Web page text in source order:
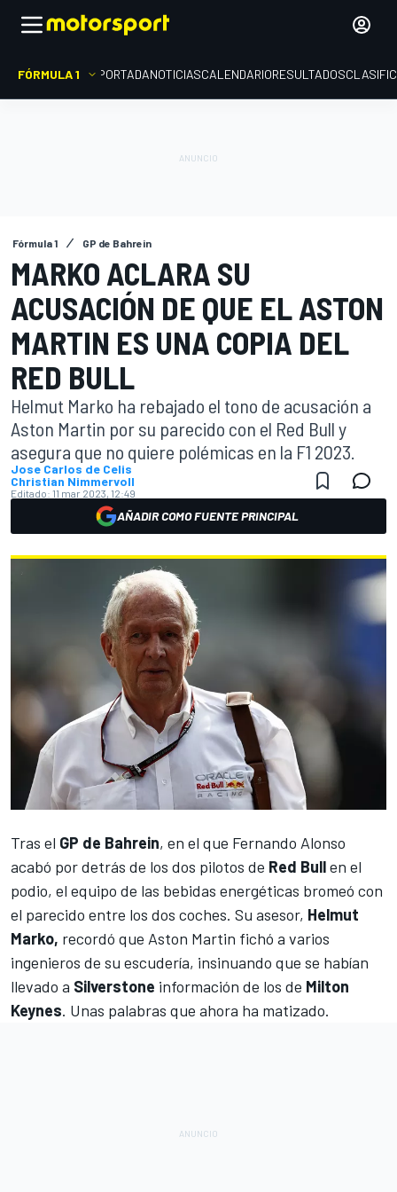
FÓRMULA 1 PORTADANOTICIASCALENDARIORESULTADOS
Fórmula 1 GP de Bahrein
MARKO ACLARA SU
ACUSACIÓN DE QUE EL ASTON
MARTIN ES UNA COPIA DEL
RED BULL
Helmut Marko ha rebajado el tono de acusación a
Aston Martin por su parecido con el Red Bull y
asegura que no quiere polémicas en la F1 2023.
Jose Carlos de Celis
Christian Nimmervoll
Editado: 11 mar 2023, 12:49
AÑADIR COMO FUENTE PRINCIPAL
Tras el GP de Bahrein, en el que Fernando Alonso
acabó por detrás de los dos pilotos de Red Bullen el
podio, el equipo de las bebidas energéticas bromeó con
el parecido entre los dos coches. Su asesor, Helmut
Marko, recordó que Aston Martin fichó a varios
ingenieros de su escudería, insinuando que se habían
llevado a Silverstone información de los de Milton
Keynes. Unas palabras que ahora ha matizado.